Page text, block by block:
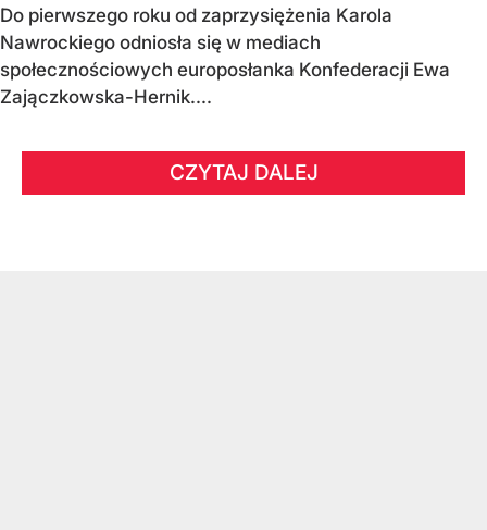
Do pierwszego roku od zaprzysiężenia Karola
Nawrockiego odniosła się w mediach
społecznościowych europosłanka Konfederacji Ewa
Zajączkowska-Hernik....
CZYTAJ DALEJ